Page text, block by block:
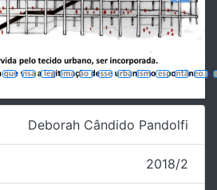
Next
Deborah Cândido Pandolfi
2018/2